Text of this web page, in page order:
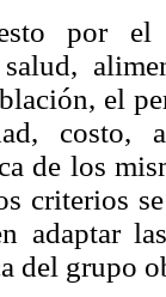
por
el
costo,
de los
criterios
adaptar
del grupo